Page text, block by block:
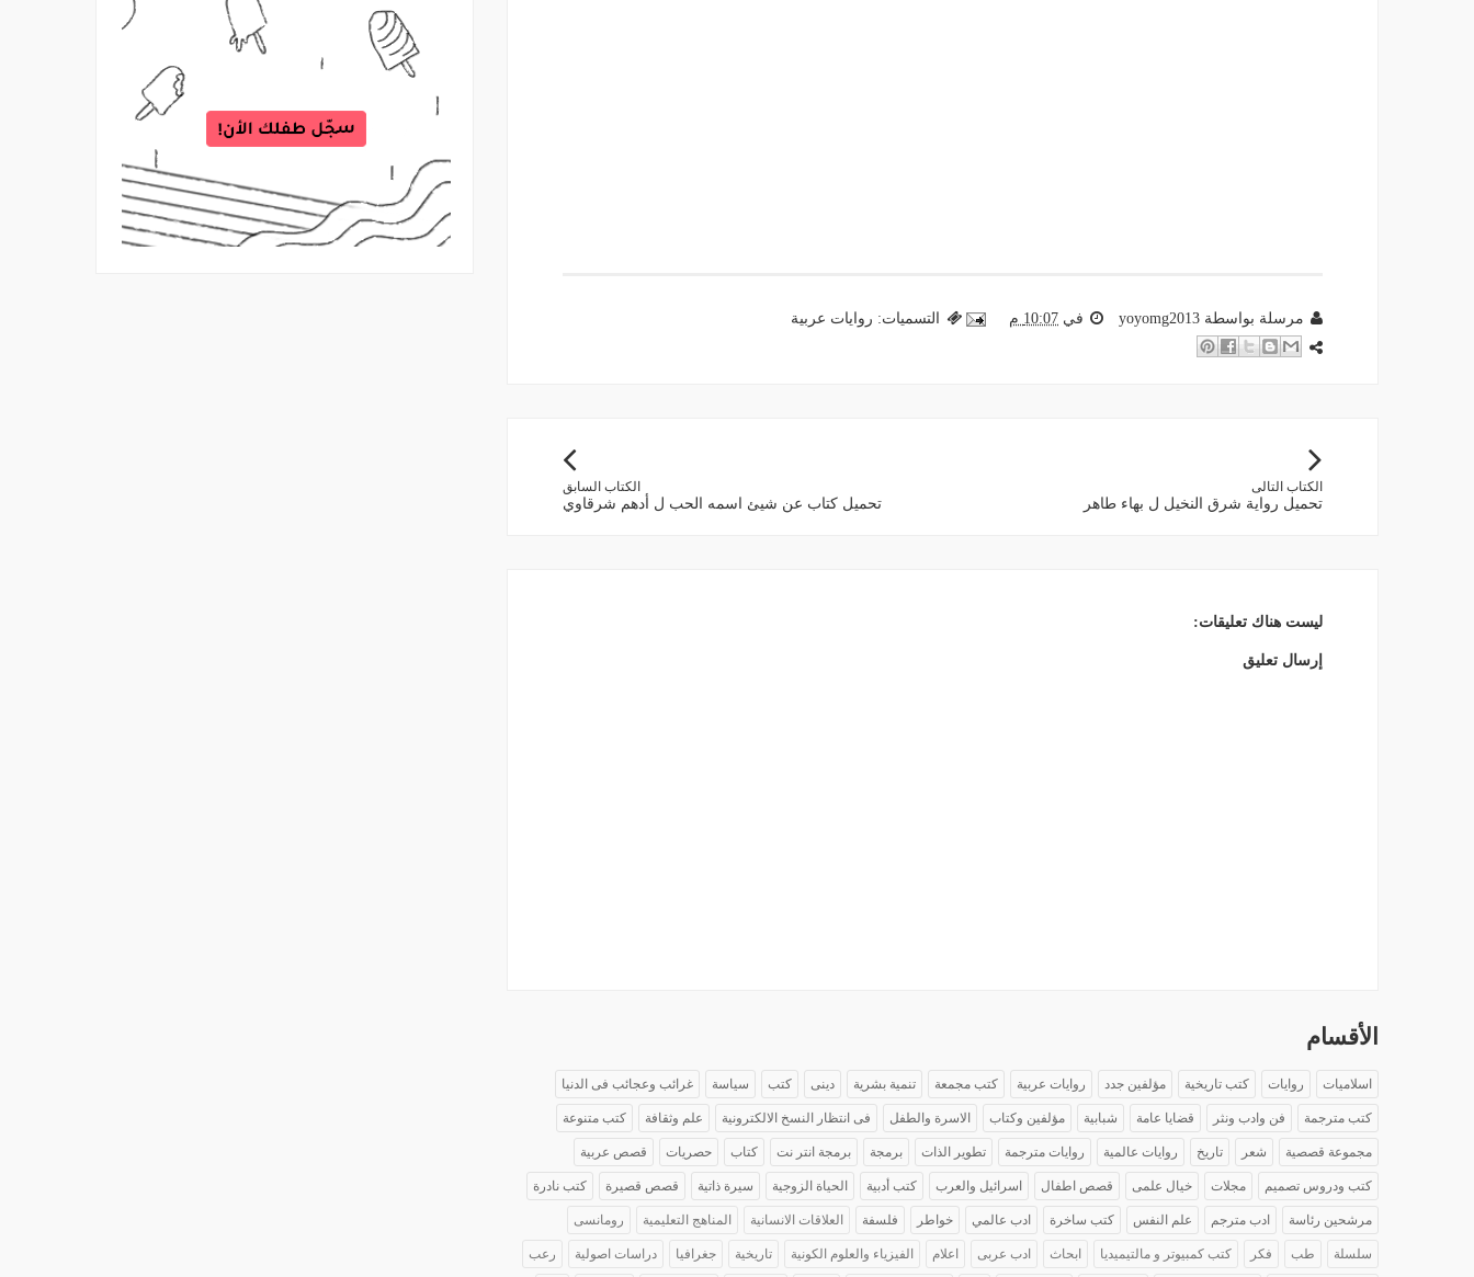
مرسلة بواسطة yoyomg2013 في 10:07 م التسميات: روايات عربية
الكتاب السابق
تحميل كتاب عن شيئ اسمه الحب ل أدهم شرقاوي
الكتاب التالى
تحميل رواية شرق النخيل ل بهاء طاهر
ليست هناك تعليقات:
إرسال تعليق
الأقسام
اسلاميات روايات كتب تاريخية مؤلفين جدد روايات عربية كتب مجمعة تنمية بشرية دينى كتب سياسة غرائب وعجائب فى الدنيا
كتب مترجمة فن وادب ونثر قضايا عامة شبابية مؤلفين وكتاب الاسرة والطفل فى انتظار النسخ الالكترونية علم وثقافة كتب متنوعة
مجموعة قصصية شعر تاريخ روايات عالمية روايات مترجمة تطوير الذات برمجة برمجة انتر نت كتاب حصريات قصص عربية
كتب ودروس تصميم مجلات خيال علمى قصص اطفال اسرائيل والعرب كتب أدبية الحياة الزوجية سيرة ذاتية قصص قصيرة كتب نادرة
مرشحين رئاسة ادب مترجم علم النفس كتب ساخرة ادب عالمي خواطر فلسفة العلاقات الانسانية المناهج التعليمية رومانسى
سلسلة طب فكر كتب كمبيوتر و مالتيميديا ابحاث ادب عربى اعلام الفيزياء والعلوم الكونية تاريخية جغرافيا دراسات اصولية رعب